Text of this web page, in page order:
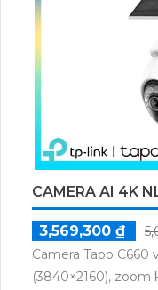
CAMERA AI 4K
3,569,300 ₫
Camera Tapo C660
(3840×2160), zoom